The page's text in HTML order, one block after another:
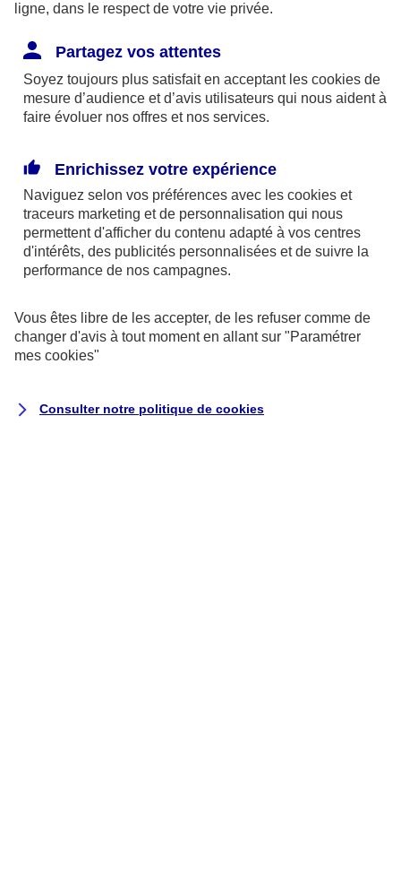
devenez « non-résident » fiscal français.
Conseil d’expert
Les conventions fiscales diffèrent en fonction du pays
destinataire. Certaines conventions autorisent la France à
imposer vos revenus étrangers. Renseignez-vous avant
de partir.
Katia Dang
#1. Bien réagir
Sécuriser les lieux
ligne, dans le respect de votre vie privée.
Partagez vos attentes
Soyez toujours plus satisfait en acceptant les cookies de
mesure d’audience et d’avis utilisateurs qui nous aident à
faire évoluer nos offres et nos services.
Enrichissez votre expérience
Naviguez selon vos préférences avec les cookies et
traceurs marketing et de personnalisation qui nous
permettent d'afficher du contenu adapté à vos centres
d'intérêts, des publicités personnalisées et de suivre la
performance de nos campagnes.
Vous êtes libre de les accepter, de les refuser comme de
changer d'avis à tout moment en allant sur "Paramétrer
mes cookies"
Consulter notre politique de cookies